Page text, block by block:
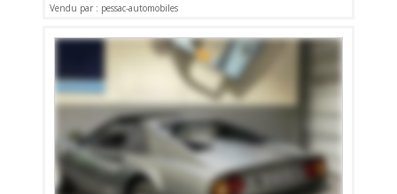
Vendu par : pessac-automobiles